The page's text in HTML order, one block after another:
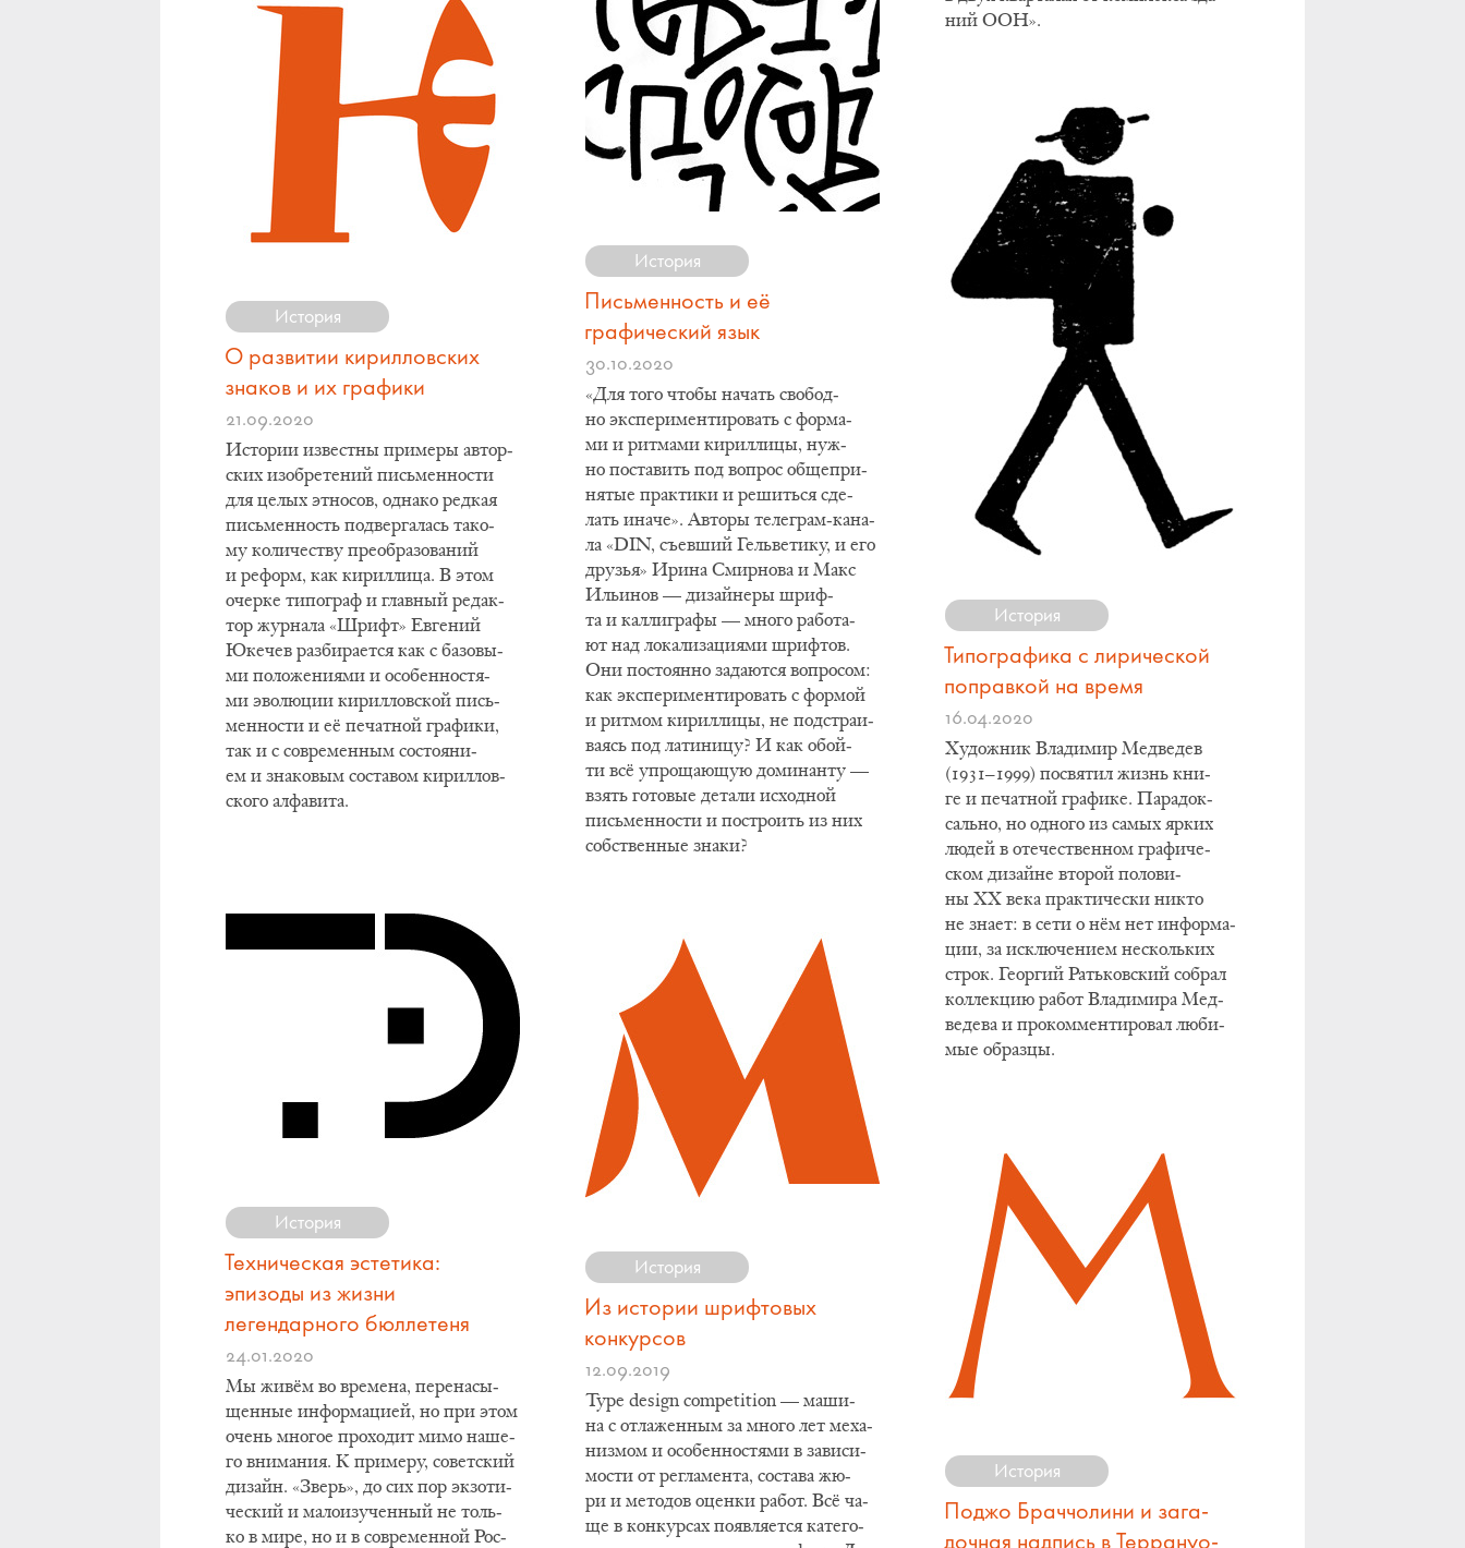
ний ООН».
История
Письменность и её
графический язык
30.10.2020
«Для то­го что­бы на­чать сво­бод­
но экс­пе­ри­мен­ти­ро­вать с фор­ма­
ми и рит­ма­ми ки­рил­ли­цы, нуж­
но по­ста­вить под во­прос об­ще­при­
ня­тые прак­ти­ки и ре­шить­ся сде­
лать ина­че». Ав­то­ры те­ле­грам-ка­на­
ла «DIN, съев­ший Гель­ве­ти­ку, и его
дру­зья» Ири­на Смир­но­ва и Макс
Ильи­нов — ди­зай­не­ры шриф­
та и кал­ли­гра­фы — мно­го ра­бо­та­
ют над ло­ка­ли­за­ци­я­ми шриф­тов.
Они по­сто­ян­но за­да­ют­ся во­про­сом:
как экс­пе­ри­мен­ти­ро­вать с фор­мой
и рит­мом ки­рил­ли­цы, не под­стра­и­
ва­ясь под ла­ти­ни­цу? И как обой­
ти всё упро­ща­ю­щую до­ми­нан­ту —
взять го­то­вые де­та­ли ис­ход­ной
пись­мен­но­сти и по­стро­ить из них
соб­ствен­ные зна­ки?
История
О развитии кирилловских
знаков и их графики
21.09.2020
Ис­то­рии из­вест­ны при­ме­ры ав­тор­
ских изоб­ре­те­ний пись­мен­но­сти
для це­лых эт­но­сов, од­на­ко ред­кая
пись­мен­ность под­вер­га­лась та­ко­
му ко­ли­че­ству пре­об­ра­зо­ва­ний
и ре­форм, как ки­рил­ли­ца. В этом
очер­ке ти­по­граф и глав­ный ре­дак­
тор жур­на­ла «Шрифт» Ев­ге­ний
Юке­чев раз­би­ра­ет­ся как с ба­зо­вы­
ми по­ло­же­ни­я­ми и осо­бен­но­стя­
ми эво­лю­ции ки­рил­лов­ской пись­
мен­но­сти и её пе­чат­ной гра­фи­ки,
так и с со­вре­мен­ным со­сто­я­ни­
ем и зна­ко­вым со­ста­вом ки­рил­лов­
ско­го ал­фа­ви­та.
История
Типографика с лирической
поправкой на время
16.04.2020
Ху­дож­ник Вла­ди­мир Мед­ве­дев
(1931–1999) по­свя­тил жизнь кни­
ге и пе­чат­ной гра­фи­ке. Па­ра­док­
саль­но, но од­но­го из са­мых яр­ких
лю­дей в оте­че­ствен­ном гра­фи­че­
ском ди­зай­не вто­рой по­ло­ви­
ны XX ве­ка прак­ти­че­ски ни­кто
не зна­ет: в се­ти о нём нет ин­фор­ма­
ции, за ис­клю­че­ни­ем не­сколь­ких
строк. Ге­ор­гий Рать­ков­ский со­брал
кол­лек­цию ра­бот Вла­ди­ми­ра Мед­
ве­де­ва и про­ком­мен­ти­ро­вал лю­би­
мые об­раз­цы.
История
Техническая эстетика:
эпизоды из жизни
легендарного бюллетеня
24.01.2020
Мы живём во вре­ме­на, пе­ре­на­сы­
щен­ные ин­фор­ма­ци­ей, но при этом
очень мно­гое про­хо­дит ми­мо на­ше­
го вни­ма­ния. К при­ме­ру, со­вет­ский
ди­зайн. «Зверь», до сих пор эк­зо­ти­
че­ский и ма­ло­изу­чен­ный не толь­
ко в ми­ре, но и в со­вре­мен­ной Рос­
История
Из истории шрифтовых
конкурсов
12.09.2019
Type design competition — ма­ши­
на с от­ла­жен­ным за мно­го лет ме­ха­
низ­мом и осо­бен­но­стя­ми в за­ви­си­
мо­сти от ре­гла­мен­та, со­ста­ва жю­
ри и ме­то­дов оцен­ки ра­бот. Всё ча­
ще в кон­кур­сах по­яв­ля­ет­ся ка­те­го­
История
Под­жо Брач­чо­ли­ни и за­га­
доч­ная над­пись в Тер­ра­нуо­